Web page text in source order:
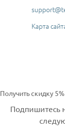
Карта
Получить скидку 5%
Подпишитесь